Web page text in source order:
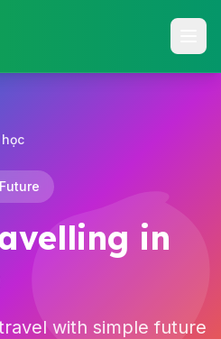
in
with simple future